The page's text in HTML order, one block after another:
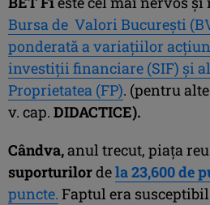
Bursa de Valori Bucureşti
ponderată a variaţiilor
investiţii financiare (SIF) şi
Proprietatea (FP). (pentru
v. cap. DIDACTICE).
Cândva,anul trecut, piaţa
suporturilordela 23,600 de
puncte. Faptul era susceptibil